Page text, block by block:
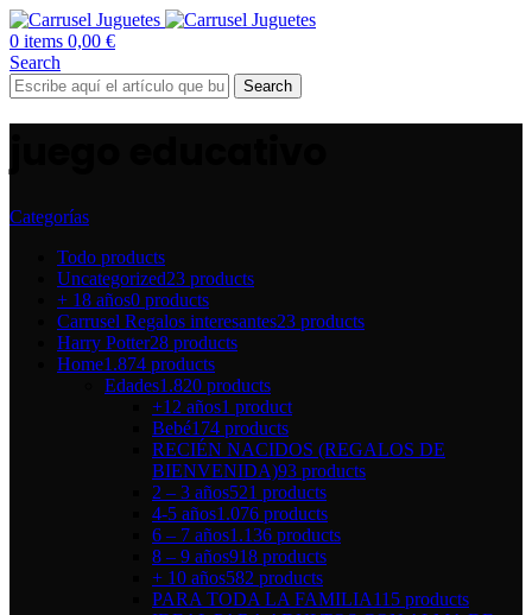
0 items 0,00 €
Search
Search
Categorías
Todo products
Uncategorized23 products
+ 18 años0 products
Carrusel Regalos interesantes23 products
Harry Potter28 products
Home1.874 products
Edades1.820 products
+12 años1 product
Bebé174 products
RECIÉN NACIDOS (REGALOS DE
BIENVENIDA)93 products
2 – 3 años521 products
4-5 años1.076 products
6 – 7 años1.136 products
8 – 9 años918 products
+ 10 años582 products
PARA TODA LA FAMILIA115 products